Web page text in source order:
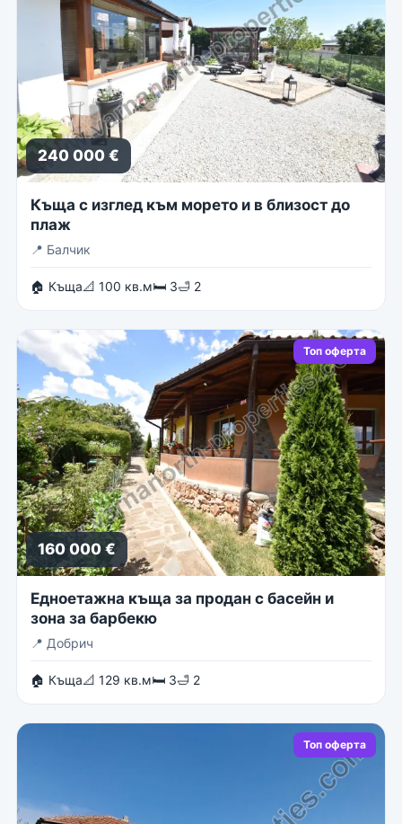
240 000 €
Къща с изглед към морето и в близост до
плаж
📍 Балчик
🏠 Къща📐 100 кв.м🛏 3🛁 2
Топ оферта
160 000 €
Едноетажна къща за продан с басейн и
зона за барбекю
📍 Добрич
🏠 Къща📐 129 кв.м🛏 3🛁 2
Топ оферта